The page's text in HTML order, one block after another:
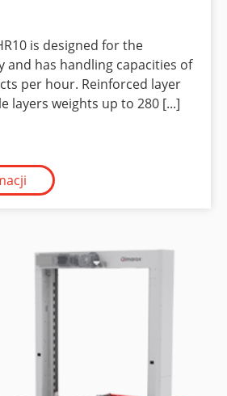
is designed for the
and has handling capacities of
per hour. Reinforced layer
layers weights up to 280 [...]